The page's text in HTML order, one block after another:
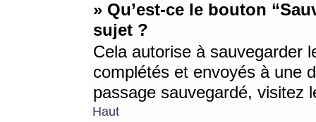
» Qu’est-ce le bouton
sujet ?
Cela autorise à sauvegarder
complétés et envoyés à une
passage sauvegardé, visitez
Haut